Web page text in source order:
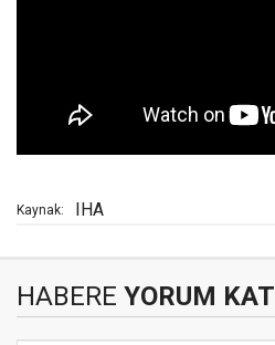
Kaynak: IHA
HABERE YORUM KAT